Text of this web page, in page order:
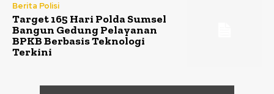
Berita Polisi
Target 165 Hari Polda Sumsel
Bangun Gedung Pelayanan
BPKB Berbasis Teknologi
Terkini